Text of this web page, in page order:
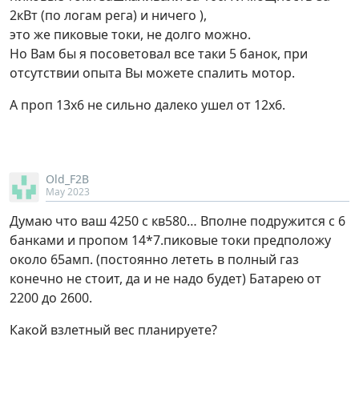
2кВт (по логам рега) и ничего ),
это же пиковые токи, не долго можно.
Но Вам бы я посоветовал все таки 5 банок, при
отсутствии опыта Вы можете спалить мотор.
А проп 13х6 не сильно далеко ушел от 12х6.
Old_F2B
May 2023
Думаю что ваш 4250 с кв580… Вполне подружится с 6
банками и пропом 14*7.пиковые токи предположу
около 65амп. (постоянно лететь в полный газ
конечно не стоит, да и не надо будет) Батарею от
2200 до 2600.
Какой взлетный вес планируете?